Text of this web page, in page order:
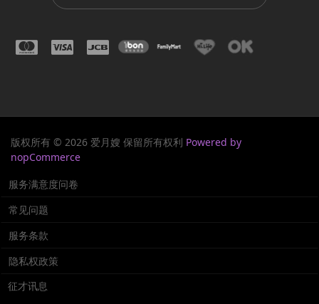
版权所有 © 2026 爱月嫂 保留所有权利 Powered by
nopCommerce
服务满意度问卷
常见问题
服务条款
隐私权政策
征才讯息